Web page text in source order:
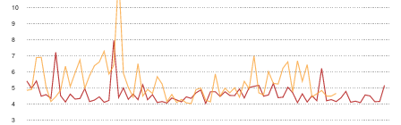
3
4
5
6
7
8
9
10